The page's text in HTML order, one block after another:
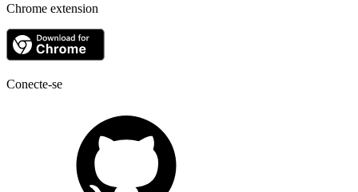
Chrome extension
Conecte-se